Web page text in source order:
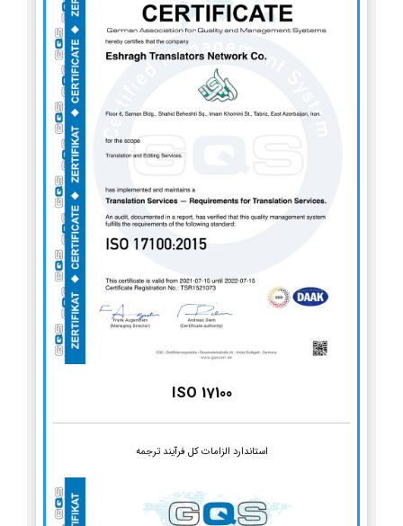
ISO 17100
استاندارد الزامات کل فرآیند ترجمه